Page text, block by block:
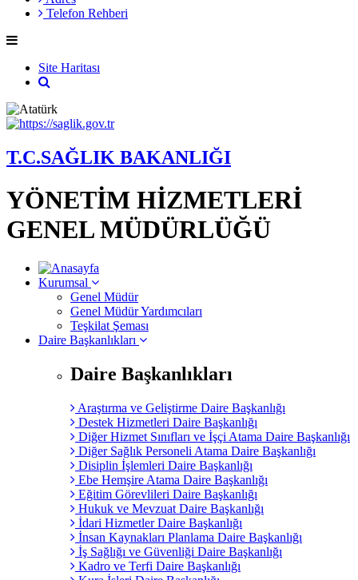
Telefon Rehberi
Site Haritası
T.C.SAĞLIK BAKANLIĞI
YÖNETİM HİZMETLERİ
GENEL MÜDÜRLÜĞÜ
Kurumsal
Genel Müdür
Genel Müdür Yardımcıları
Teşkilat Şeması
Daire Başkanlıkları
Daire Başkanlıkları
Araştırma ve Geliştirme Daire Başkanlığı
Destek Hizmetleri Daire Başkanlığı
Diğer Hizmet Sınıfları ve İşçi Atama Daire Başkanlığı
Diğer Sağlık Personeli Atama Daire Başkanlığı
Disiplin İşlemleri Daire Başkanlığı
Ebe Hemşire Atama Daire Başkanlığı
Eğitim Görevlileri Daire Başkanlığı
Hukuk ve Mevzuat Daire Başkanlığı
İdari Hizmetler Daire Başkanlığı
İnsan Kaynakları Planlama Daire Başkanlığı
İş Sağlığı ve Güvenliği Daire Başkanlığı
Kadro ve Terfi Daire Başkanlığı